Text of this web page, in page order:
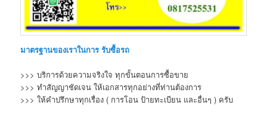
มาตรฐานของเราในการ รับซื้อรถ
>>> บริการด้วยความจริงใจ ทุกขั้นตอนการซื้อขาย
>>> ทำสัญญาชัดเจน ให้เอกสารทุกอย่างที่ท่านต้องการ
>>> ให้คำปรึกษาทุกเรื่อง ( การโอน ป้ายทะเบียน และอื่นๆ ) ครับ